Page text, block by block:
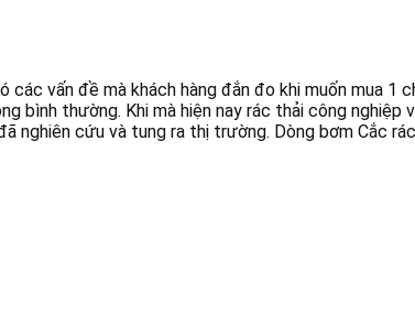
vấn đề mà khách hàng đắn đo khi muốn mua 1
thường. Khi mà hiện nay rác thải công nghiệp
nghiên cứu và tung ra thị trường. Dòng bơm Cắc